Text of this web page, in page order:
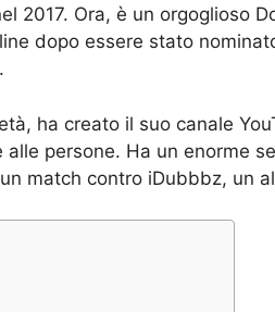
2017. Ora, è un orgoglioso
dopo essere stato
ha creato il suo canale
alle persone. Ha un enorme
match contro iDubbbz, un